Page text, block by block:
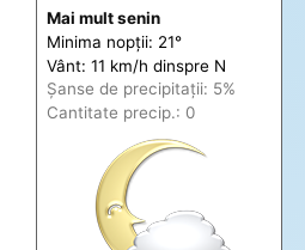
Mai mult senin
Minima nopții: 21°
Vânt: 11 km/h dinspre N
Șanse de precipitații: 5%
Cantitate precip.: 0